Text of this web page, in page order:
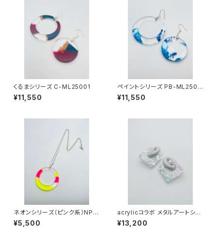
くるまシリーズ C-ML25001
¥11,550
ペイントシリーズ PB-ML2500
5
¥11,550
ネオンシリーズ（ピンク系）NPN
-S25002
¥5,500
acrylicコラボ メタルアートシリ
ーズ（シャーベット系）AMS-M
M26003
¥13,200